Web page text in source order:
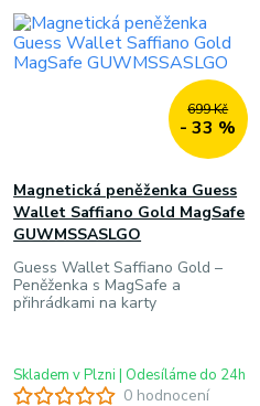
699 Kč
- 33 %
0 hodnocení
Magnetická peněženka Guess
Wallet Saffiano Gold MagSafe
GUWMSSASLGO
Guess Wallet Saffiano Gold –
Peněženka s MagSafe a
přihrádkami na karty
Skladem v Plzni | Odesíláme do 24h